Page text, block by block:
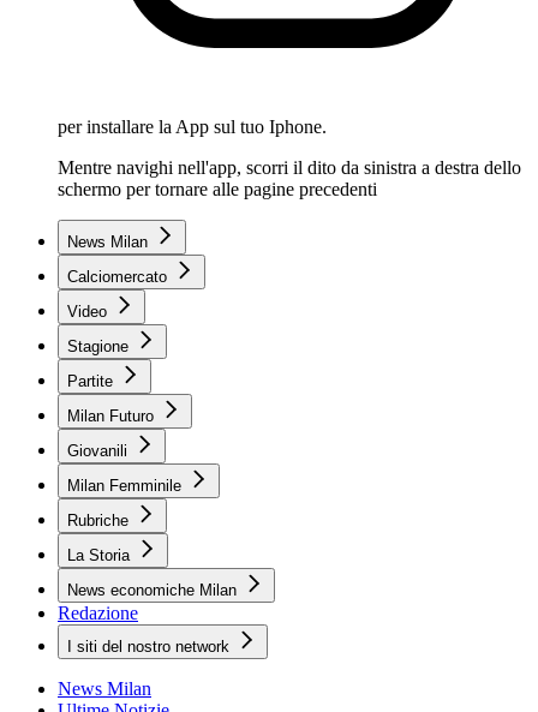
per installare la App sul tuo Iphone.
Mentre navighi nell'app, scorri il dito da sinistra a destra dello
schermo per tornare alle pagine precedenti
News Milan
Calciomercato
Video
Stagione
Partite
Milan Futuro
Giovanili
Milan Femminile
Rubriche
La Storia
News economiche Milan
Redazione
I siti del nostro network
News Milan